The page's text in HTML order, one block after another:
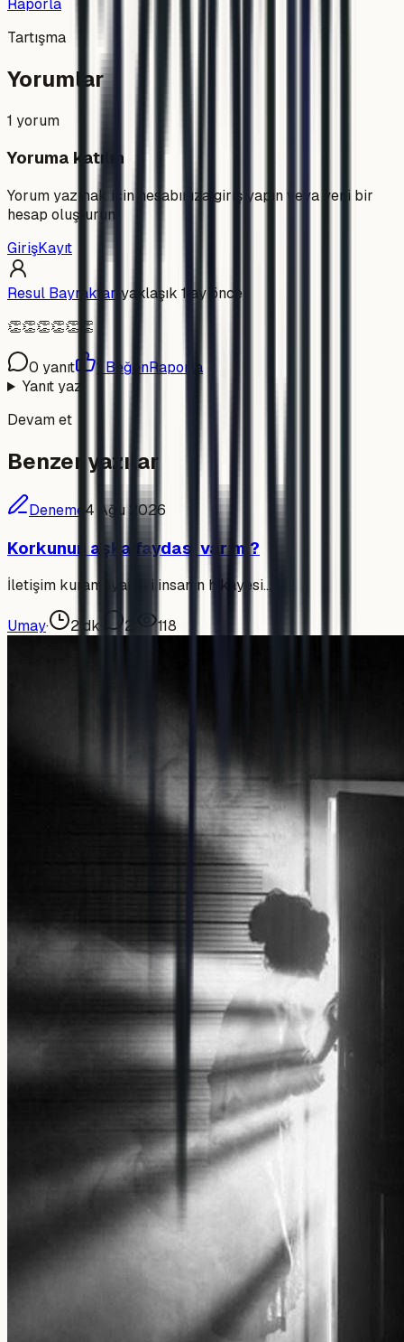
Raporla
Tartışma
Yorumlar
1 yorum
Yoruma katılın
Yorum yazmak için hesabınıza giriş yapın veya yeni bir
hesap oluşturun.
GirişKayıt
Resul Bayraktar yaklaşık 1 ay önce
👏👏👏👏👏👏
0 yanıt 1 BeğenRaporla
Yanıt yaz
Devam et
Benzer yazılar
Deneme 4 Ağu 2026
Korkunun aşka faydası var mı?
İletişim kuramayan iki insanın hikâyesi…
Umay· 2 dk 2 118